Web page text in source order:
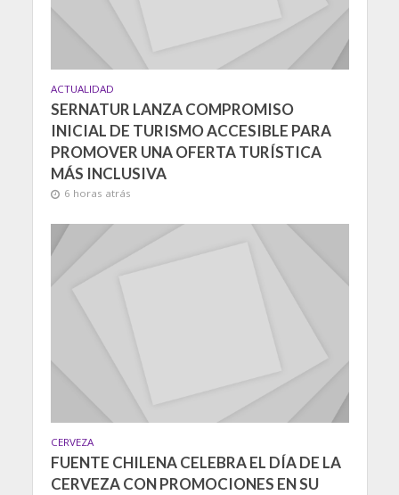
ACTUALIDAD
SERNATUR LANZA COMPROMISO
INICIAL DE TURISMO ACCESIBLE PARA
PROMOVER UNA OFERTA TURÍSTICA
MÁS INCLUSIVA
6 horas atrás
CERVEZA
FUENTE CHILENA CELEBRA EL DÍA DE LA
CERVEZA CON PROMOCIONES EN SU